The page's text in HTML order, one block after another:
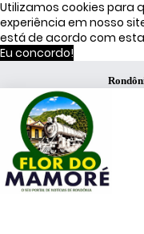
Utilizamos cookies para
experiência em nosso
está de acordo com
Eu concordo!